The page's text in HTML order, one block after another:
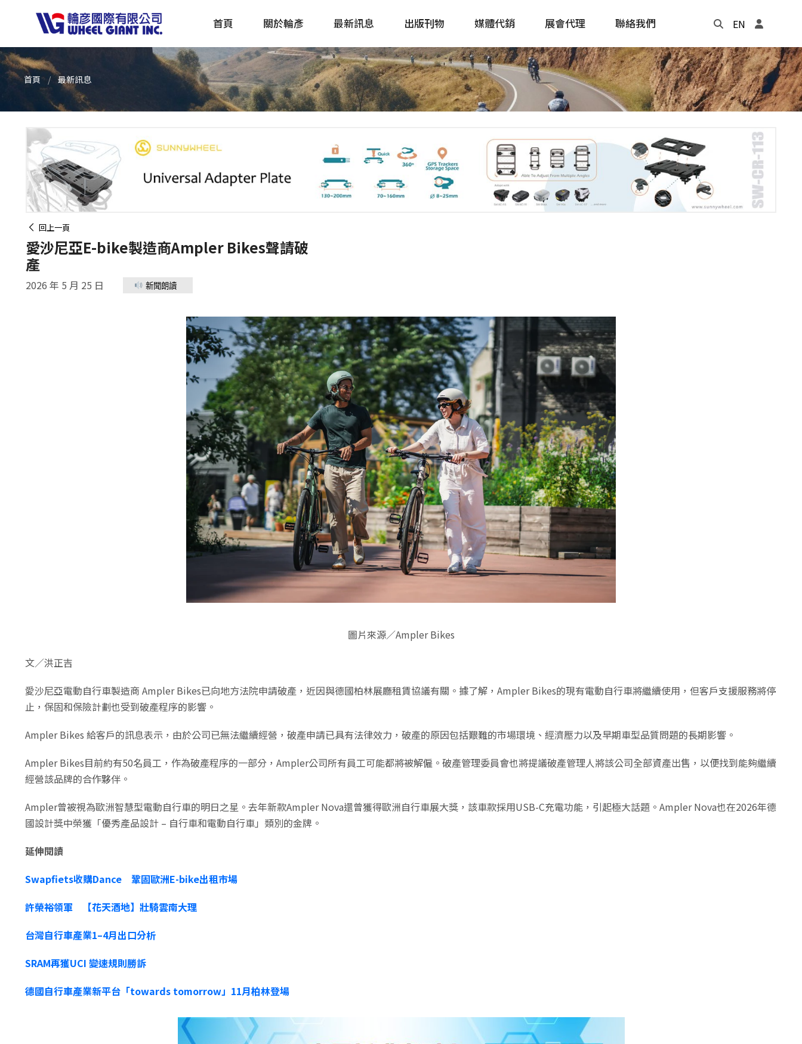
首頁 關於輪彥 最新訊息 出版刊物
產品採購指南 TBS
自行車&電動車市場快訊
Update
單車誌 Cycling Update
戶外探索 Outside
主題書籍
年度記事本
媒體代銷 展會代理 聯絡我們 EN
首頁 最新訊息
回上一頁
愛沙尼亞E-bike製造商Ampler Bikes聲請破
產
2026 年 5 月 25 日 新聞朗讀
圖片來源／Ampler Bikes
文／洪正吉
愛沙尼亞電動自行車製造商 Ampler Bikes已向地方法院申請破產，近因與德國柏林展廳租賃協議有關。據了解，Ampler Bikes的現有電動自行車將繼續使用，但客戶支援服務將停
止，保固和保險計劃也受到破產程序的影響。
Ampler Bikes 給客戶的訊息表示，由於公司已無法繼續經營，破產申請已具有法律效力，破產的原因包括艱難的市場環境、經濟壓力以及早期車型品質問題的長期影響。
Ampler Bikes目前約有50名員工，作為破產程序的一部分，Ampler公司所有員工可能都將被解僱。破產管理委員會也將提議破產管理人將該公司全部資產出售，以便找到能夠繼續
經營該品牌的合作夥伴。
Ampler曾被視為歐洲智慧型電動自行車的明日之星。去年新款Ampler Nova還曾獲得歐洲自行車展大獎，該車款採用USB-C充電功能，引起極大話題。Ampler Nova也在2026年德
國設計獎中榮獲「優秀產品設計 – 自行車和電動自行車」類別的金牌。
延伸閱讀
Swapfiets收購Dance 鞏固歐洲E-bike出租市場
許榮裕領軍 【花天酒地】壯騎雲南大理
台灣自行車產業1–4月出口分析
SRAM再獲UCI 變速規則勝訴
德國自行車產業新平台「towards tomorrow」11月柏林登場